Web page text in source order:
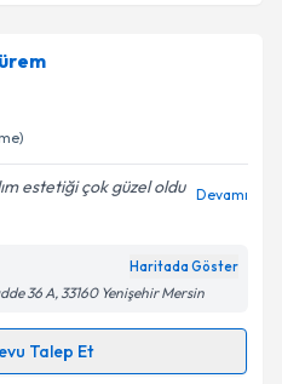
için randevu takvimi talebi
randevu almanız için bir
posta ile bilgilendireceğiz.
ilişkin
Aydınlatma
kişisel verilerimin belirtilen
kabul ediyorum.
estetiği çok güzel oldu Devamı
Haritada Göster
36 A, 33160 Yenişehir Mersin
Talep Et